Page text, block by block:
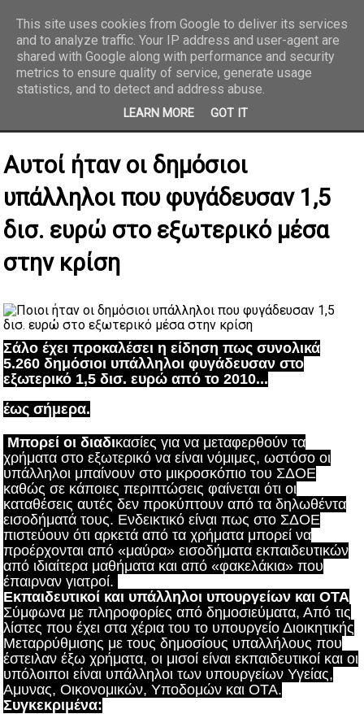
REPORTAZ NET
Αυτοί ήταν οι δημόσιοι
υπάλληλοι που φυγάδευσαν 1,5
δισ. ευρώ στο εξωτερικό μέσα
στην κρίση
Σάλο έχει προκαλέσει η είδηση πως συνολικά
5.260 δημόσιοι υπάλληλοι φυγάδευσαν στο
εξωτερικό 1,5 δισ. ευρώ από το 2010...
έως σήμερα.
Μπορεί οι διαδικασίες για να μεταφερθούν τα
χρήματα στο εξωτερικό να είναι νόμιμες, ωστόσο οι
υπάλληλοι μπαίνουν στο μικροσκόπιο του ΣΔΟΕ
καθώς σε κάποιες περιπτώσεις φαίνεται ότι οι
καταθέσεις αυτές δεν προκύπτουν από τα δηλωθέντα
εισοδήματά τους. Ενδεικτικό είναι πως στο ΣΔΟΕ
πιστεύουν ότι αρκετά από τα χρήματα μπορεί να
προέρχονται από «μαύρα» εισοδήματα εκπαιδευτικών
από ιδιαίτερα μαθήματα και από «φακελάκια» που
έπαιρναν γιατροί.
Εκπαιδευτικοί και υπάλληλοι υπουργείων και ΟΤΑ
Σύμφωνα με πληροφορίες από δημοσιεύματα, Από τις
λίστες που έχει στα χέρια του το υπουργείο Διοικητικής
Μεταρρύθμισης με τους δημοσίους υπαλλήλους που
έστειλαν έξω χρήματα, οι μισοί είναι εκπαιδευτικοί και οι
υπόλοιποι είναι υπάλληλοι των υπουργείων Υγείας,
Αμυνας, Οικονομικών, Υποδομών και ΟΤΑ.
Συγκεκριμένα:
This site uses cookies from Google to deliver its services
and to analyze traffic. Your IP address and user-agent are
shared with Google along with performance and security
metrics to ensure quality of service, generate usage
statistics, and to detect and address abuse.
LEARN MORE GOT IT